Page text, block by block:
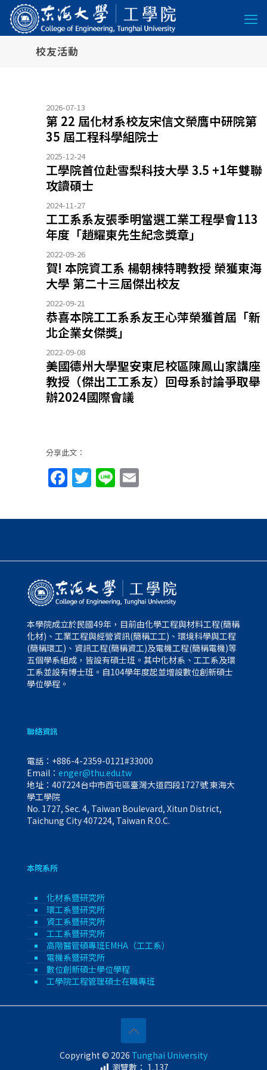
校友活動
2026-07-13
第 22 屆化材系校友宋信文榮膺中研院第
35 屆工程科學組院士
2025-12-24
工學院首位赴雪梨科技大學 3.5 +1年雙聯
攻讀碩士
2024-11-27
工工系系友張季明當選工業工程學會113
年度「趙耀東先生紀念獎章」
2022-09-26
賀! 本院資工系 楊朝棟特聘教授 榮獲東海
大學 第二十三屆傑出校友
2022-09-21
恭喜本院工工系系友王心萍榮獲首屆「新
北企業女傑獎」
2022-09-08
美國德州大學聖安東尼校區陳鳳山家講座
教授（傑出工工系友）回母系討論爭取舉
辦2024國際會議
分享此文：
Facebook
Twitter
LineEmail
本學院成立於民國49年，目前由化學工程與材料工程(簡稱
化材)、工業工程與經營資訊(簡稱工工)、環境科學與工程
(簡稱環工)、資訊工程(簡稱資工)及電機工程(簡稱電機)等
五個學系組成，皆設有碩士班。其中化材系、工工系及環
工系並設有博士班。自104學年度起並增設數位創新碩士
學位學程。
聯絡資訊
電話： +886-4-2359-0121#33000
Email： enger@thu.edu.tw
地址：407224台中市西屯區臺灣大道四段1727號 東海大
學工學院
No. 1727, Sec. 4, Taiwan Boulevard, Xitun District,
Taichung City 407224, Taiwan R.O.C.
本院系所
化材系暨研究所
環工系暨研究所
資工系暨研究所
工工系暨研究所
高階醫管碩專班EMHA（工工系）
電機系暨研究所
數位創新碩士學位學程
工學院工程管理碩士在職專班
Copyright © 2026 Tunghai University
瀏覽數： 1,137